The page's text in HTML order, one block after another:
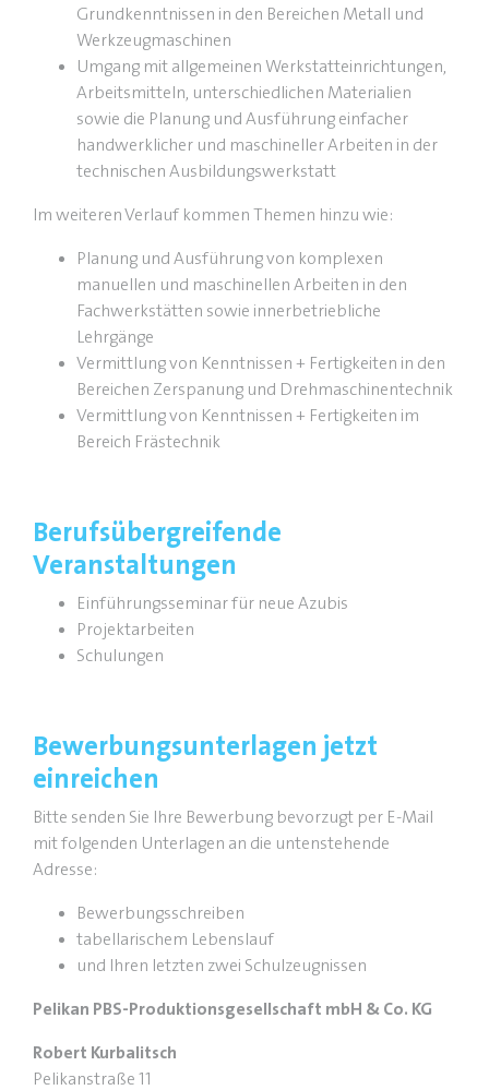
Grundkenntnissen in den Bereichen Metall und
Werkzeugmaschinen
Umgang mit allgemeinen Werkstatteinrichtungen,
Arbeitsmitteln, unterschiedlichen Materialien
sowie die Planung und Ausführung einfacher
handwerklicher und maschineller Arbeiten in der
technischen Ausbildungswerkstatt
Im weiteren Verlauf kommen Themen hinzu wie:
Planung und Ausführung von komplexen
manuellen und maschinellen Arbeiten in den
Fachwerkstätten sowie innerbetriebliche
Lehrgänge
Vermittlung von Kenntnissen + Fertigkeiten in den
Bereichen Zerspanung und Drehmaschinentechnik
Vermittlung von Kenntnissen + Fertigkeiten im
Bereich Frästechnik
Berufsübergreifende
Veranstaltungen
Einführungsseminar für neue Azubis
Projektarbeiten
Schulungen
Bewerbungsunterlagen jetzt
einreichen
Bitte senden Sie Ihre Bewerbung bevorzugt per E-Mail
mit folgenden Unterlagen an die untenstehende
Adresse:
Bewerbungsschreiben
tabellarischem Lebenslauf
und Ihren letzten zwei Schulzeugnissen
Pelikan PBS-Produktionsgesellschaft mbH & Co. KG
Robert Kurbalitsch
Pelikanstraße 11